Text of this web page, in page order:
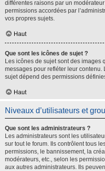
différentes raisons par un
permissions accordées par
vos propres sujets.
Haut
Que sont les icônes de sujet ?
Les icônes de sujet sont des images
messages pour refléter leur contenu.
sujet dépend des permissions
Haut
Niveaux d’utilisateurs et
Que sont les administrateurs ?
Les administrateurs sont les
sur tout le forum. Ils contrôlent tous
permissions, le bannissement, la
modérateurs, etc., selon les
aux autres administrateurs. Ils